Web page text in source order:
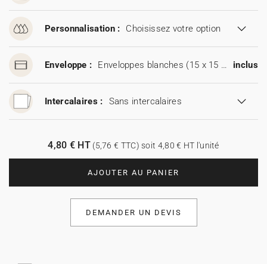
Personnalisation : Choisissez votre option
Enveloppe : Enveloppes blanches (15 x 15 cm) inclus
Intercalaires : Sans intercalaires
AJOUTER AU PANIER
4,80 € HT(5,76 € TTC) soit 4,80 € HT l'unité
DEMANDER UN DEVIS